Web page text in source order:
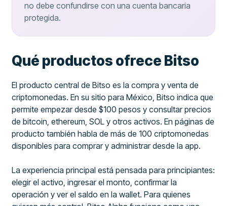
no debe confundirse con una cuenta bancaria
protegida.
Qué productos ofrece Bitso
El producto central de Bitso es la compra y venta de
criptomonedas. En su sitio para México, Bitso indica que
permite empezar desde $100 pesos y consultar precios
de bitcoin, ethereum, SOL y otros activos. En páginas de
producto también habla de más de 100 criptomonedas
disponibles para comprar y administrar desde la app.
La experiencia principal está pensada para principiantes:
elegir el activo, ingresar el monto, confirmar la
operación y ver el saldo en la wallet. Para quienes